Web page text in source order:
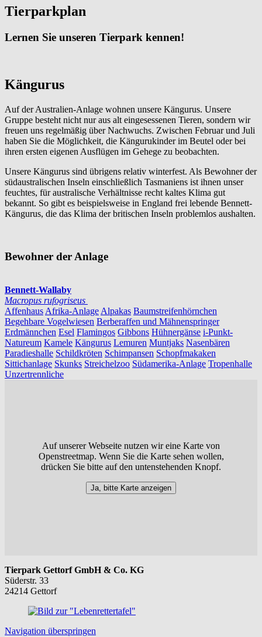
Tierparkplan
Lernen Sie unseren Tierpark kennen!
Kängurus
Auf der Australien-Anlage wohnen unsere Kängurus. Unsere
Gruppe besteht nicht nur aus alt eingesessenen Tieren, sondern wir
freuen uns regelmäßig über Nachwuchs. Zwischen Februar und Juli
haben Sie die Möglichkeit, die Kängurukinder im Beutel oder bei
ihren ersten eigenen Ausflügen im Gehege zu beobachten.
Unsere Kängurus sind übrigens relativ winterfest. Als Bewohner der
südaustralischen Inseln einschließlich Tasmaniens ist ihnen unser
feuchtes, für australische Verhältnisse recht kaltes Klima gut
bekannt. So gibt es beispielsweise in England frei lebende Bennett-
Kängurus, die das Klima der britischen Inseln problemlos aushalten.
Bewohner der Anlage
Bennett-Wallaby
Macropus rufogriseus
Affenhaus Afrika-Anlage Alpakas Baumstreifenhörnchen
Begehbare Vogelwiesen Berberaffen und Mähnenspringer
Erdmännchen Esel Flamingos Gibbons Hühnergänse i-Punkt-
Natureum Kamele Kängurus Lemuren Muntjaks Nasenbären
Paradieshalle Schildkröten Schimpansen Schopfmakaken
Sittichanlage Skunks Streichelzoo Südamerika-Anlage Tropenhalle
Unzertrennliche
Auf unserer Webseite nutzen wir eine Karte von
Openstreetmap. Wenn Sie die Karte sehen wollen,
drücken Sie bitte auf den untenstehenden Knopf.
Ja, bitte Karte anzeigen
Tierpark Gettorf GmbH & Co. KG
Süderstr. 33
24214 Gettorf
Navigation überspringen